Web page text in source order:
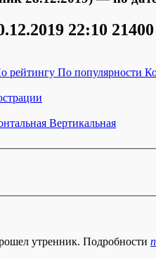
22:10
рейтингу По популярности
Вертикальная
утренник. Подробности